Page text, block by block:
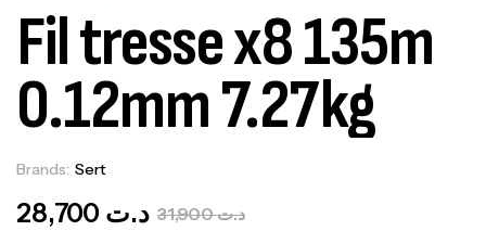
Fil tresse x8 135m
0.12mm 7.27kg
Brands: Sert
د.ت31,900 د.ت